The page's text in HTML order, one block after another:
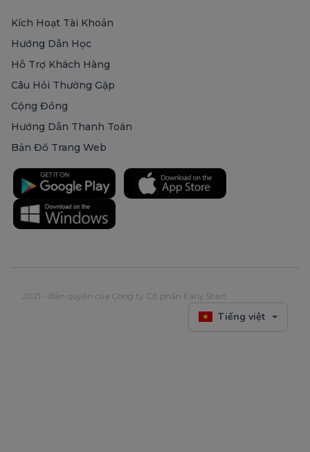
Kích Hoạt Tài Khoản
Hướng Dẫn Học
Hỗ Trợ Khách Hàng
Câu Hỏi Thường Gặp
Cộng Đồng
Hướng Dẫn Thanh Toán
Bản Đồ Trang Web
2021 - Bản quyền của Công ty Cổ phần Early Start
Tiếng việt